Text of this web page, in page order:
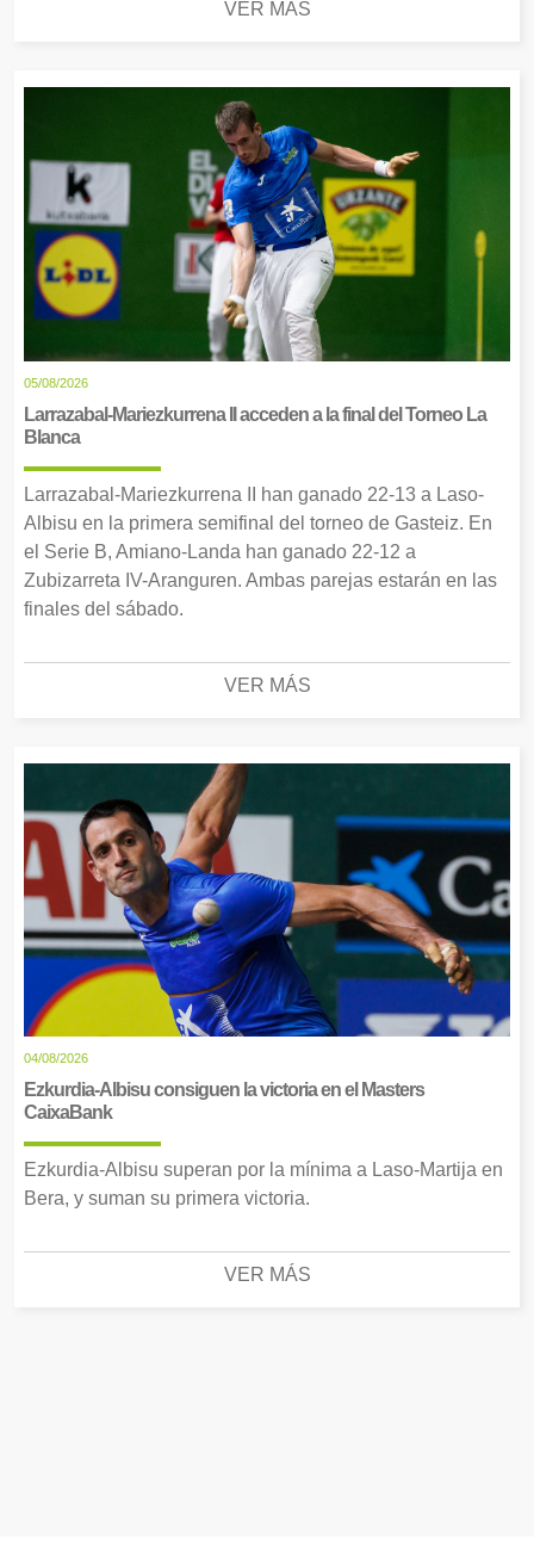
VER MÁS
05/08/2026
Larrazabal-Mariezkurrena II acceden a la final del Torneo La
Blanca
Larrazabal-Mariezkurrena II han ganado 22-13 a Laso-
Albisu en la primera semifinal del torneo de Gasteiz. En
el Serie B, Amiano-Landa han ganado 22-12 a
Zubizarreta IV-Aranguren. Ambas parejas estarán en las
finales del sábado.
VER MÁS
04/08/2026
Ezkurdia-Albisu consiguen la victoria en el Masters
CaixaBank
Ezkurdia-Albisu superan por la mínima a Laso-Martija en
Bera, y suman su primera victoria.
VER MÁS